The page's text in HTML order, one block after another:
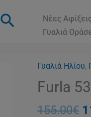
Αναζήτηση
Νέες
Γυαλιά
Γυαλιά Ηλίου,
Furla
155.00€
Furla
534
4
ποσότητα